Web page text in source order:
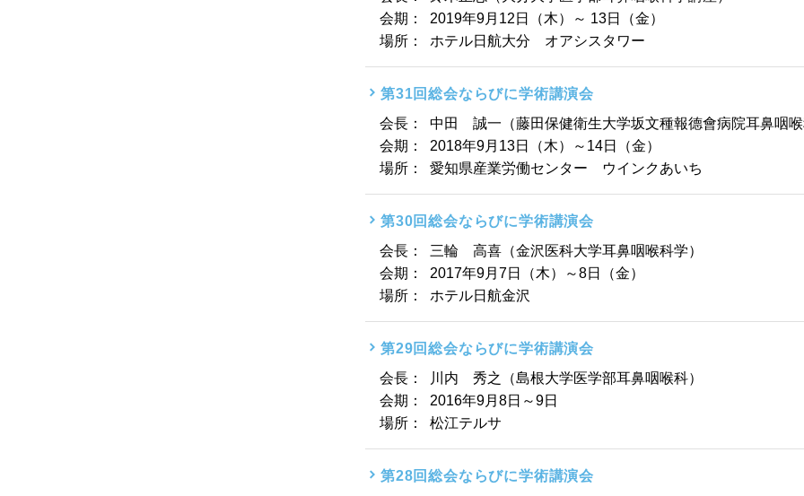
会期：
2019年9月12日（木）～ 13日（金）
場所：
ホテル日航大分 オアシスタワー
第31回総会ならびに学術講演会
会長：
中田 誠一（藤田保健衛生大学坂文種報德會病院耳鼻咽
会期：
2018年9月13日（木）～14日（金）
場所：
愛知県産業労働センター ウインクあいち
第30回総会ならびに学術講演会
会長：
三輪 高喜（金沢医科大学耳鼻咽喉科学）
会期：
2017年9月7日（木）～8日（金）
場所：
ホテル日航金沢
第29回総会ならびに学術講演会
会長：
川内 秀之（島根大学医学部耳鼻咽喉科）
会期：
2016年9月8日～9日
場所：
松江テルサ
第28回総会ならびに学術講演会